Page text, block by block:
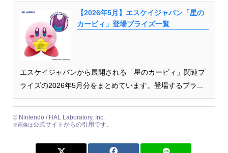
【2026年5月】エスケイジャパン「星の
カービィ」登場プライズ一覧
エスケイジャパンから展開される「星のカービィ」関連プ
ライズの2026年5月分をまとめています。登場するプラ...
© Nintendo / HAL Laboratory, Inc.
※画像は公式サイトからの引用です